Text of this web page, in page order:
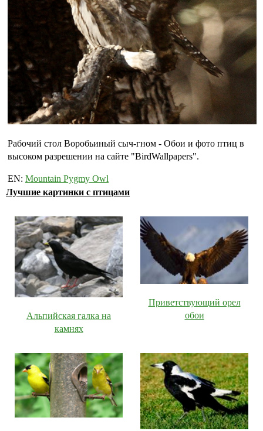
Рабочий стол Воробьиный сыч-гном - Обои и фото птиц в
высоком разрешении на сайте "BirdWallpapers".
EN: Mountain Pygmy Owl
Лучшие картинки с птицами
Альпийская галка на
камнях
Приветствующий орел
обои